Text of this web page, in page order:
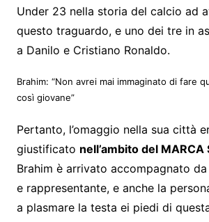
Under 23 nella storia del calcio ad
questo traguardo, e uno dei tre in
a Danilo e Cristiano Ronaldo.
Brahim: “Non avrei mai immaginato di fare
così giovane”
Pertanto, l’omaggio nella sua città
giustificato nell’ambito del
Brahim è arrivato accompagnato
e rappresentante, e anche la
a plasmare la testa ei piedi di